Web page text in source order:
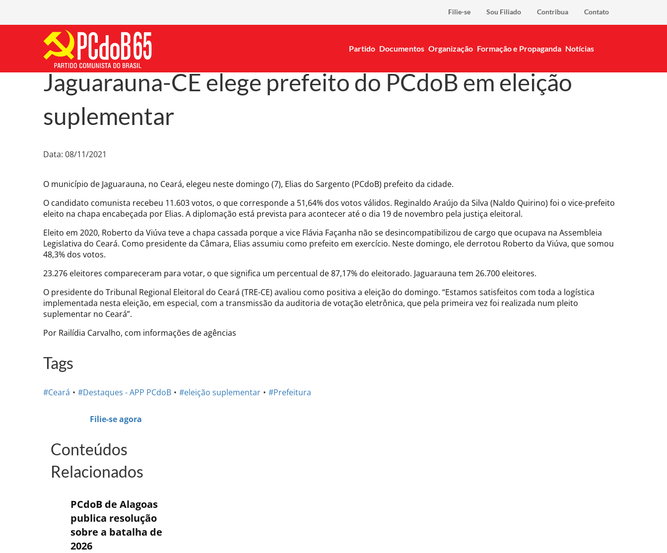
Filie-se Sou Filiado Contribua Contato
Partido Documentos Organização Formação e Propaganda Notícias
Jaguarauna-CE elege prefeito do PCdoB em eleição
suplementar
Data: 08/11/2021
O município de Jaguarauna, no Ceará, elegeu neste domingo (7), Elias do Sargento (PCdoB) prefeito da cidade.
O candidato comunista recebeu 11.603 votos, o que corresponde a 51,64% dos votos válidos. Reginaldo Araújo da Silva (Naldo Quirino) foi o vice-prefeito
eleito na chapa encabeçada por Elias. A diplomação está prevista para acontecer até o dia 19 de novembro pela justiça eleitoral.
Eleito em 2020, Roberto da Viúva teve a chapa cassada porque a vice Flávia Façanha não se desincompatibilizou de cargo que ocupava na Assembleia
Legislativa do Ceará. Como presidente da Câmara, Elias assumiu como prefeito em exercício. Neste domingo, ele derrotou Roberto da Viúva, que somou
48,3% dos votos.
23.276 eleitores compareceram para votar, o que significa um percentual de 87,17% do eleitorado. Jaguarauna tem 26.700 eleitores.
O presidente do Tribunal Regional Eleitoral do Ceará (TRE-CE) avaliou como positiva a eleição do domingo. “Estamos satisfeitos com toda a logística
implementada nesta eleição, em especial, com a transmissão da auditoria de votação eletrônica, que pela primeira vez foi realizada num pleito
suplementar no Ceará”.
Por Railídia Carvalho, com informações de agências
Tags
#Ceará #Destaques - APP PCdoB #eleição suplementar #Prefeitura
Filie-se agora
Conteúdos
Relacionados
PCdoB de Alagoas
publica resolução
sobre a batalha de
2026